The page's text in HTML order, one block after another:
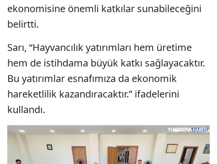
ekonomisine önemli katkılar sunabileceğini
belirtti.
Sarı, “Hayvancılık yatırımları hem üretime
hem de istihdama büyük katkı sağlayacaktır.
Bu yatırımlar esnafımıza da ekonomik
hareketlilik kazandıracaktır.” ifadelerini
kullandı.